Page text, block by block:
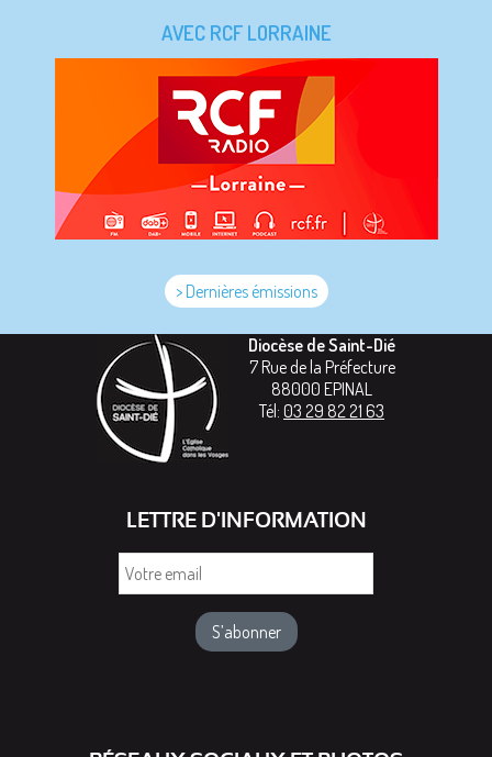
AVEC RCF LORRAINE
> Dernières émissions
Diocèse de Saint-Dié
7 Rue de la Préfecture
88000 EPINAL
Tél: 03 29 82 21 63
LETTRE D'INFORMATION